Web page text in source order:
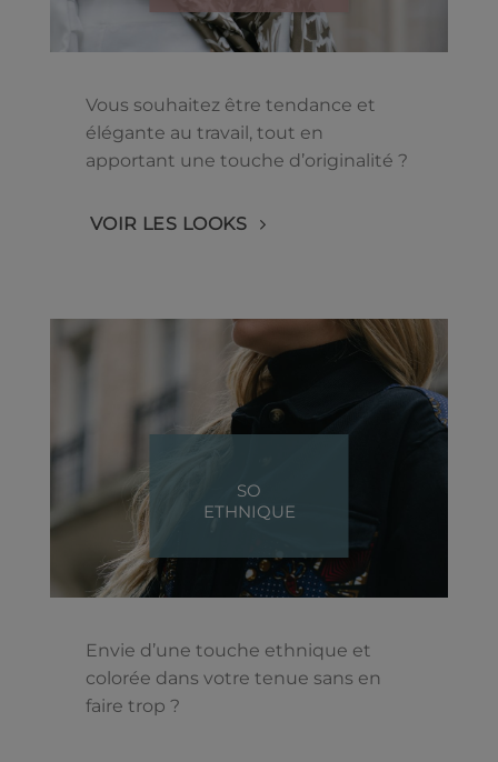
Vous souhaitez être tendance et
élégante au travail, tout en
apportant une touche d’originalité ?
VOIR LES LOOKS
Envie d’une touche ethnique et
colorée dans votre tenue sans en
faire trop ?
SO
ETHNIQUE